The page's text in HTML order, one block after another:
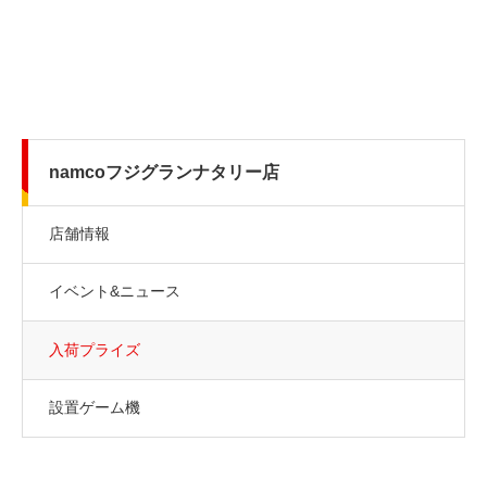
namcoフジグランナタリー店
店舗情報
イベント&ニュース
入荷プライズ
設置ゲーム機